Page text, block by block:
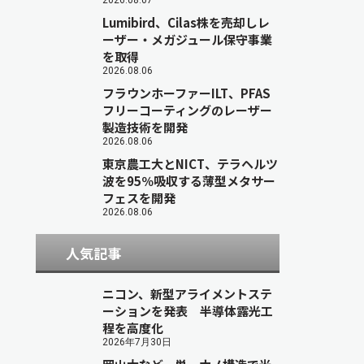
Lumibird、Cilas株を売却しレ
ーザー・メガジュール保守事業
を取得
2026.08.06
フラウンホーファーILT、PFAS
フリーコーティングのレーザー
製造技術を開発
2026.08.06
東京農工大とNICT、テラヘルツ
波を95％吸収する薄型メタサー
フェスを開発
2026.08.06
人気記事
ニコン、新型アライメントステ
ーションを発表 半導体露光工
程を高度化
2026年7月30日